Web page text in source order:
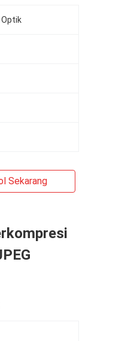
Optik
Sekarang